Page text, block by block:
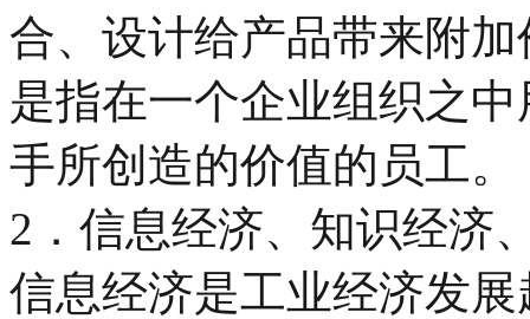
合、设计给产品带来附
是指在一个企业组织之
手所创造的价值的员工。
2．信息经济、知识经济
信息经济是工业经济发